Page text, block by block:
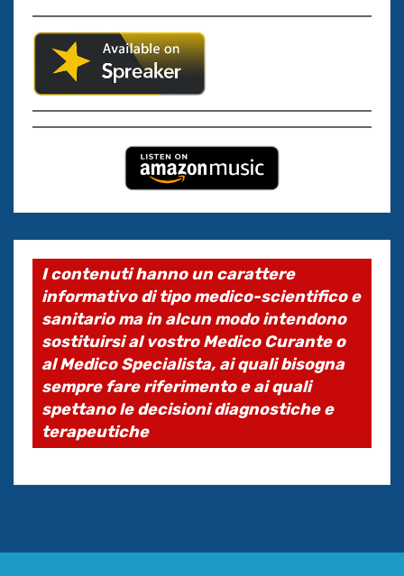
I contenuti hanno un carattere
informativo di tipo medico-scientifico e
sanitario ma in alcun modo intendono
sostituirsi al vostro Medico Curante o
al Medico Specialista, ai quali bisogna
sempre fare riferimento e ai quali
spettano le decisioni diagnostiche e
terapeutiche